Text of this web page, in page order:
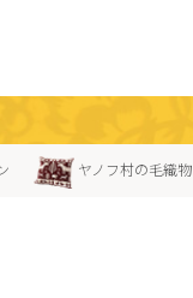
ヤノフ村の毛織物